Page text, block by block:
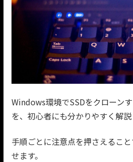
Windows環境でSSDをクローン
を、初心者にも分かりやすく解説
手順ごとに注意点を押さえるこ
せます。